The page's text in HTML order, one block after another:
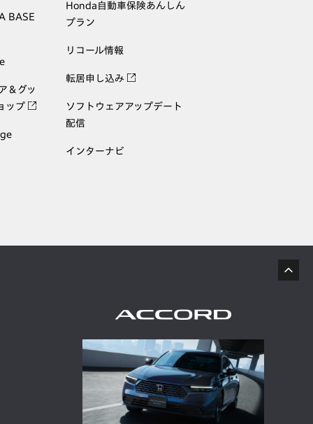
BASE
＆グッ
ップ
Honda自動車保険あんしん
プラン
リコール情報
転居申し込み
ソフトウェアアップデート
配信
インターナビ